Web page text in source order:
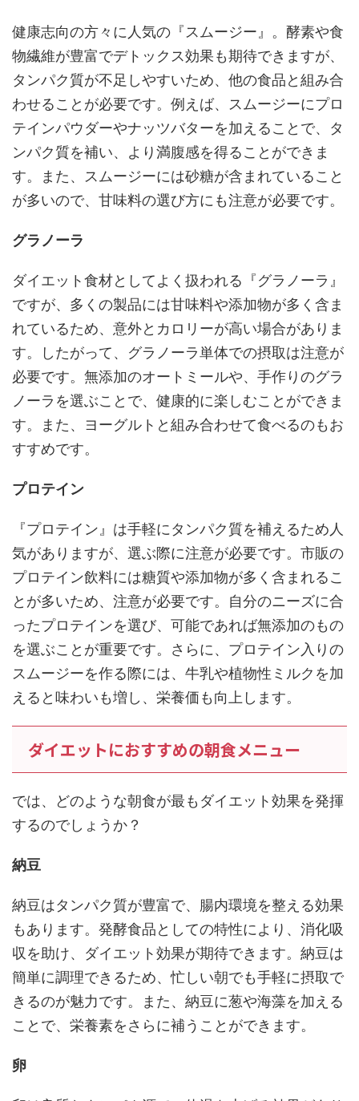
健康志向の方々に人気の『スムージー』。酵素や食
物繊維が豊富でデトックス効果も期待できますが、
タンパク質が不足しやすいため、他の食品と組み合
わせることが必要です。例えば、スムージーにプロ
テインパウダーやナッツバターを加えることで、タ
ンパク質を補い、より満腹感を得ることができま
す。また、スムージーには砂糖が含まれていること
が多いので、甘味料の選び方にも注意が必要です。
グラノーラ
ダイエット食材としてよく扱われる『グラノーラ』
ですが、多くの製品には甘味料や添加物が多く含ま
れているため、意外とカロリーが高い場合がありま
す。したがって、グラノーラ単体での摂取は注意が
必要です。無添加のオートミールや、手作りのグラ
ノーラを選ぶことで、健康的に楽しむことができま
す。また、ヨーグルトと組み合わせて食べるのもお
すすめです。
プロテイン
『プロテイン』は手軽にタンパク質を補えるため人
気がありますが、選ぶ際に注意が必要です。市販の
プロテイン飲料には糖質や添加物が多く含まれるこ
とが多いため、注意が必要です。自分のニーズに合
ったプロテインを選び、可能であれば無添加のもの
を選ぶことが重要です。さらに、プロテイン入りの
スムージーを作る際には、牛乳や植物性ミルクを加
えると味わいも増し、栄養価も向上します。
ダイエットにおすすめの朝食メニュー
では、どのような朝食が最もダイエット効果を発揮
するのでしょうか？
納豆
納豆はタンパク質が豊富で、腸内環境を整える効果
もあります。発酵食品としての特性により、消化吸
収を助け、ダイエット効果が期待できます。納豆は
簡単に調理できるため、忙しい朝でも手軽に摂取で
きるのが魅力です。また、納豆に葱や海藻を加える
ことで、栄養素をさらに補うことができます。
卵